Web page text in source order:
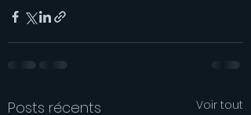
Posts récents Voir tout